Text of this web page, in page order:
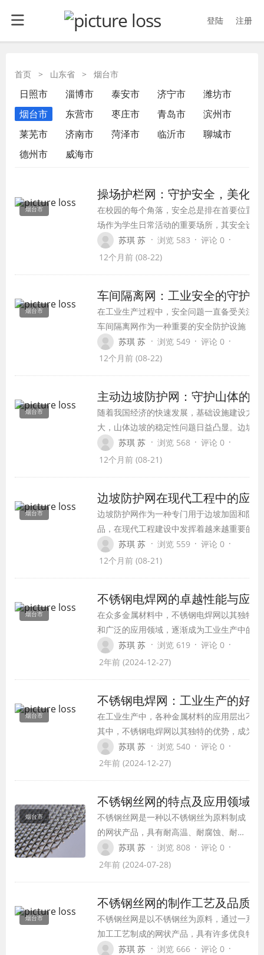
登陆 注册
首页 > 山东省 > 烟台市
日照市 淄博市 泰安市 济宁市
潍坊市
烟台市
东营市 枣庄市 青岛市
滨州市
莱芜市
济南市 菏泽市 临沂市
聊城市
德州市
威海市
烟台市
操场护栏网：守护安全，美化
在校园的每个角落，安全总是排在首要位置
场作为学生日常活动的重要场所，其安全设
得尤为重要。操场护栏网，作为一道坚实的屏
障，不仅保障了学生的安全，还美化了校园环
苏琪 苏 · 浏览 583 · 评论 0 ·
12个月前 (08-22)
烟台市
车间隔离网：工业安全的守护者
在工业生产过程中，安全问题一直备受关注。
车间隔离网作为一种重要的安全防护设施，在
工厂、仓库、建筑工地等场所发挥着不可替代
的作用。它不仅能够有效隔离危险区域，防止
质、应用场景等方面进行详细介绍，以期为读
者提供全面的认识。
苏琪 苏 · 浏览 549 · 评论 0 ·
12个月前 (08-22)
烟台市
主动边坡防护网：守护山体的
随着我国经济的快速发展，基础设施建设力
大，山体边坡的稳定性问题日益凸显。边坡
一种重要的防护措施，在保障山体安全、防
方面发挥着重要作用。其中，主动边坡防护
苏琪 苏 · 浏览 568 · 评论 0 ·
12个月前 (08-21)
烟台市
边坡防护网在现代工程中的应
边坡防护网作为一种专门用于边坡加固和防
品，在现代工程建设中发挥着越来越重要的
高强度钢丝绳、支撑绳、锚杆、固定装置等
施工简便、强度高、耐腐蚀、使用寿命长等
苏琪 苏 · 浏览 559 · 评论 0 ·
12个月前 (08-21)
烟台市
不锈钢电焊网的卓越性能与应
在众多金属材料中，不锈钢电焊网以其独特
和广泛的应用领域，逐渐成为工业生产中的
者。本文将详细介绍不锈钢电焊网的卓越性
在各个行业的应用。
苏琪 苏 · 浏览 619 · 评论 0 ·
2年前 (2024-12-27)
烟台市
不锈钢电焊网：工业生产的好
在工业生产中，各种金属材料的应用层出不
其中，不锈钢电焊网以其独特的优势，成为
工业领域的“好帮手”。本文将探讨不锈钢电焊
的特性、应用及其在工业生产中的重要作用。
苏琪 苏 · 浏览 540 · 评论 0 ·
2年前 (2024-12-27)
烟台市
不锈钢丝网的特点及应用领域
不锈钢丝网是一种以不锈钢丝为原料制成
的网状产品，具有耐高温、耐腐蚀、耐磨
损等优良特性，被广泛应用于许多领域。
其主要特点如下：
苏琪 苏 · 浏览 808 · 评论 0 ·
2年前 (2024-07-28)
烟台市
不锈钢丝网的制作工艺及品质
不锈钢丝网是以不锈钢丝为原料，通过一系
加工工艺制成的网状产品，具有许多优良特
其制作工艺主要包括以下几个步骤：
苏琪 苏 · 浏览 666 · 评论 0 ·